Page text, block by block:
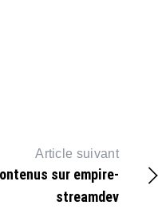
Article suivant
sur empire-
streamdev